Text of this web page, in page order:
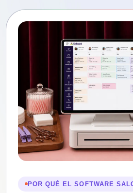
POR QUÉ EL SOFTWARE